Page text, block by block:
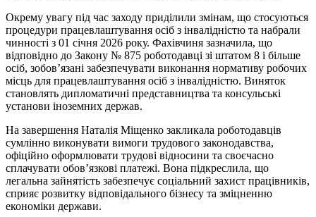
Окрему увагу під час заходу приділили змінам, що стосуються
процедури працевлаштування осіб з інвалідністю та набрали
чинності з 01 січня 2026 року. Фахівчиня зазначила, що
відповідно до Закону № 875 роботодавці зі штатом 8 і більше
осіб, зобов’язані забезпечувати виконання нормативу робочих
місць для працевлаштування осіб з інвалідністю. Виняток
становлять дипломатичні представництва та консульські
установи іноземних держав.
На завершення Наталія Міщенко закликала роботодавців
сумлінно виконувати вимоги трудового законодавства,
офіційно оформлювати трудові відносини та своєчасно
сплачувати обов’язкові платежі. Вона підкреслила, що
легальна зайнятість забезпечує соціальний захист працівників,
сприяє розвитку відповідального бізнесу та зміцненню
економіки держави.